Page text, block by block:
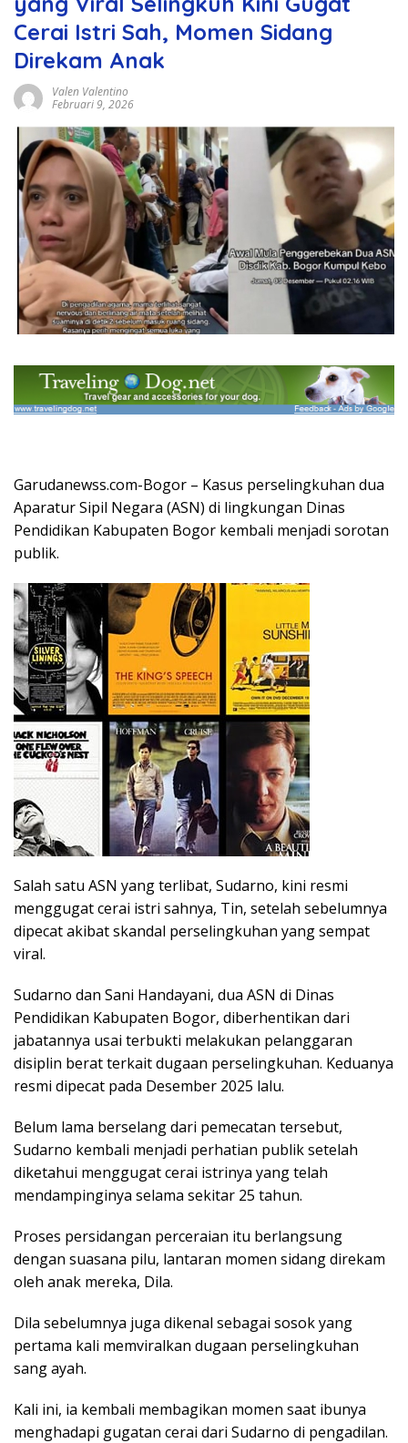
Cerai Istri Sah, Momen Sidang
Direkam Anak
Valen Valentino
Februari 9, 2026
Garudanewss.com-Bogor – Kasus perselingkuhan dua
Aparatur Sipil Negara (ASN) di lingkungan Dinas
Pendidikan Kabupaten Bogor kembali menjadi sorotan
publik.
Salah satu ASN yang terlibat, Sudarno, kini resmi
menggugat cerai istri sahnya, Tin, setelah sebelumnya
dipecat akibat skandal perselingkuhan yang sempat
viral.
Sudarno dan Sani Handayani, dua ASN di Dinas
Pendidikan Kabupaten Bogor, diberhentikan dari
jabatannya usai terbukti melakukan pelanggaran
disiplin berat terkait dugaan perselingkuhan. Keduanya
resmi dipecat pada Desember 2025 lalu.
Belum lama berselang dari pemecatan tersebut,
Sudarno kembali menjadi perhatian publik setelah
diketahui menggugat cerai istrinya yang telah
mendampinginya selama sekitar 25 tahun.
Proses persidangan perceraian itu berlangsung
dengan suasana pilu, lantaran momen sidang direkam
oleh anak mereka, Dila.
Dila sebelumnya juga dikenal sebagai sosok yang
pertama kali memviralkan dugaan perselingkuhan
sang ayah.
Kali ini, ia kembali membagikan momen saat ibunya
menghadapi gugatan cerai dari Sudarno di pengadilan.